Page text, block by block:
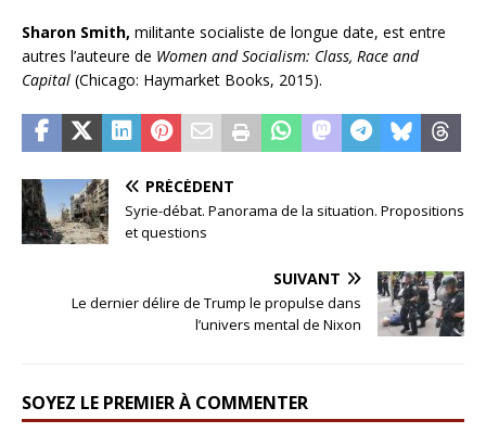
Sharon Smith, militante socialiste de longue date, est entre
autres l’auteure de Women and Socialism: Class, Race and
Capital (Chicago: Haymarket Books, 2015).
PRÉCÉDENT
Syrie-débat. Panorama de la situation. Propositions
et questions
SUIVANT
Le dernier délire de Trump le propulse dans
l’univers mental de Nixon
SOYEZ LE PREMIER À COMMENTER